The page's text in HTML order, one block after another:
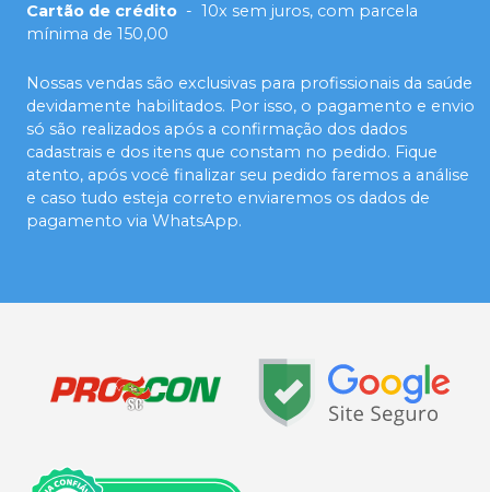
Cartão de crédito - 10x sem juros, com parcela
mínima de 150,00
Nossas vendas são exclusivas para profissionais da saúde
devidamente habilitados. Por isso, o pagamento e envio
só são realizados após a confirmação dos dados
cadastrais e dos itens que constam no pedido. Fique
atento, após você finalizar seu pedido faremos a análise
e caso tudo esteja correto enviaremos os dados de
pagamento via WhatsApp.